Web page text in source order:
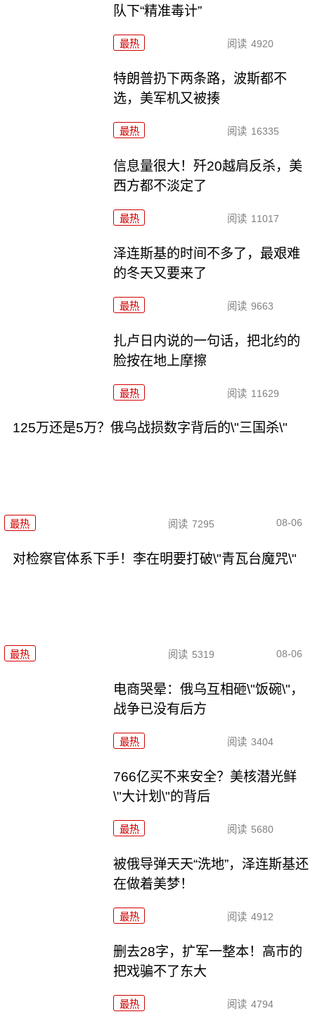
队下“精准毒计”
最热 阅读 4920
特朗普扔下两条路，波斯都不
选，美军机又被揍
最热 阅读 16335
信息量很大！歼20越肩反杀，美
西方都不淡定了
最热 阅读 11017
泽连斯基的时间不多了，最艰难
的冬天又要来了
最热 阅读 9663
扎卢日内说的一句话，把北约的
脸按在地上摩擦
最热 阅读 11629
125万还是5万？俄乌战损数字背后的\"三国杀\"
最热 阅读 7295 08-06
对检察官体系下手！李在明要打破\"青瓦台魔咒\"
最热 阅读 5319 08-06
电商哭晕：俄乌互相砸\"饭碗\"，
战争已没有后方
最热 阅读 3404
766亿买不来安全？美核潜光鲜
\"大计划\"的背后
最热 阅读 5680
被俄导弹天天“洗地”，泽连斯基还
在做着美梦！
最热 阅读 4912
删去28字，扩军一整本！高市的
把戏骗不了东大
最热 阅读 4794